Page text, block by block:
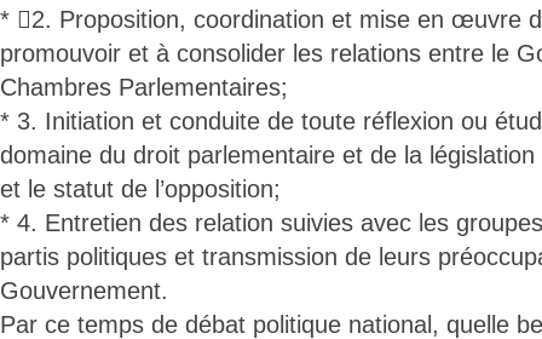
* 2. Proposition, coordination et mise en œuvre
promouvoir et à consolider les relations entre le
Chambres Parlementaires;
* 3. Initiation et conduite de toute réflexion ou
domaine du droit parlementaire et de la
et le statut de l’opposition;
* 4. Entretien des relation suivies avec les
partis politiques et transmission de leurs
Gouvernement.
Par ce temps de débat politique national, quelle